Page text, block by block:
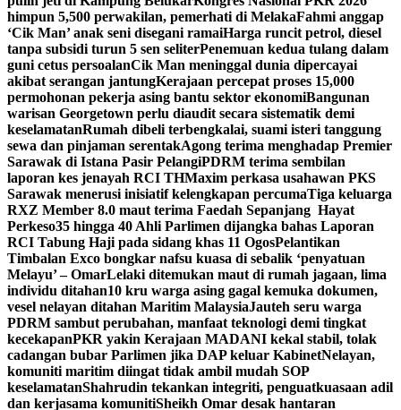
himpun 5,500 perwakilan, pemerhati di MelakaFahmi anggap
‘Cik Man’ anak seni disegani ramaiHarga runcit petrol, diesel
tanpa subsidi turun 5 sen seliterPenemuan kedua tulang dalam
guni cetus persoalanCik Man meninggal dunia dipercayai
akibat serangan jantungKerajaan percepat proses 15,000
permohonan pekerja asing bantu sektor ekonomiBangunan
warisan Georgetown perlu diaudit secara sistematik demi
keselamatanRumah dibeli terbengkalai, suami isteri tanggung
sewa dan pinjaman serentakAgong terima menghadap Premier
Sarawak di Istana Pasir PelangiPDRM terima sembilan
laporan kes jenayah RCI THMaxim perkasa usahawan PKS
Sarawak menerusi inisiatif kelengkapan percumaTiga keluarga
RXZ Member 8.0 maut terima Faedah Sepanjang Hayat
Perkeso35 hingga 40 Ahli Parlimen dijangka bahas Laporan
RCI Tabung Haji pada sidang khas 11 OgosPelantikan
Timbalan Exco bongkar nafsu kuasa di sebalik ‘penyatuan
Melayu’ – OmarLelaki ditemukan maut di rumah jagaan, lima
individu ditahan10 kru warga asing gagal kemuka dokumen,
vesel nelayan ditahan Maritim MalaysiaJauteh seru warga
PDRM sambut perubahan, manfaat teknologi demi tingkat
kecekapanPKR yakin Kerajaan MADANI kekal stabil, tolak
cadangan bubar Parlimen jika DAP keluar KabinetNelayan,
komuniti maritim diingat tidak ambil mudah SOP
keselamatanShahrudin tekankan integriti, penguatkuasaan adil
dan kerjasama komunitiSheikh Omar desak hantaran